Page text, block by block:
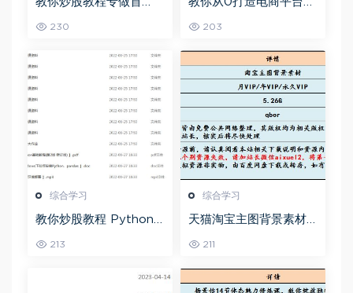
230
资源打包下载
203
综合学习
教你炒股教程 Python
网盘资源打包下载
213
综合学习
天猫淘宝主图背景素材
源打包下载
211